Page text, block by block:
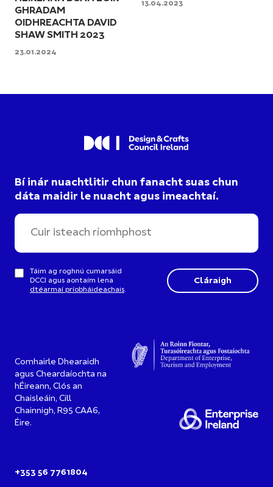
GHRADAM
OIDHREACHTA DAVID
SHAW SMITH 2023
23.01.2024
13.04.2023
Bí inár nuachtlitir chun fanacht suas chun
dáta maidir le nuacht agus imeachtaí.
Táim ag roghnú cumarsáid
DCCI agus aontaím lena
dtéarmaí príobháideachais.
Comhairle Dhearaidh
agus Cheardaíochta na
hÉireann, Clós an
Chaisleáin, Cill
Chainnigh, R95 CAA6,
Éire.
+353 56 7761804